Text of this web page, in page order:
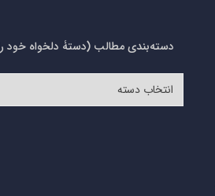
دسته‌بندی مطالب (دستۀ دلخواه خود
مطالب